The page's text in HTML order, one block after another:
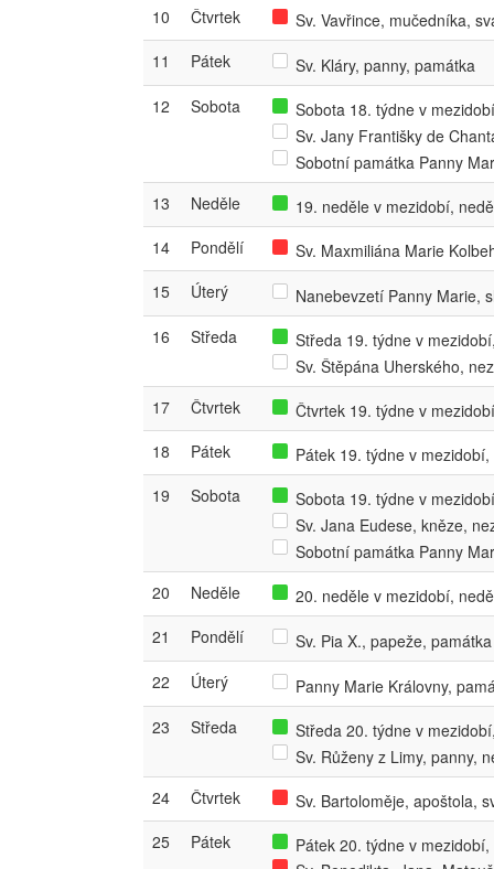
10
Čtvrtek
Sv. Vavřince, mučedníka,
11
Pátek
Sv. Kláry, panny, památka
12
Sobota
Sobota 18. týdne v
Sv. Jany Františky de
Sobotní památka Panny
13
Neděle
19. neděle v mezidobí,
14
Pondělí
Sv. Maxmiliána Marie
15
Úterý
Nanebevzetí Panny Marie,
16
Středa
Středa 19. týdne v
Sv. Štěpána Uherského,
17
Čtvrtek
Čtvrtek 19. týdne v
18
Pátek
Pátek 19. týdne v
19
Sobota
Sobota 19. týdne v
Sv. Jana Eudese, kněze,
Sobotní památka Panny
20
Neděle
20. neděle v mezidobí,
21
Pondělí
Sv. Pia X., papeže, památka
22
Úterý
Panny Marie Královny,
23
Středa
Středa 20. týdne v
Sv. Růženy z Limy, panny,
24
Čtvrtek
Sv. Bartoloměje, apoštola,
25
Pátek
Pátek 20. týdne v